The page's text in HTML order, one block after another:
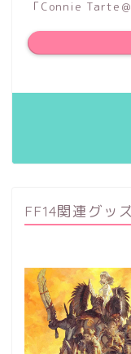
「Connie Tarte
FF14関連グッ